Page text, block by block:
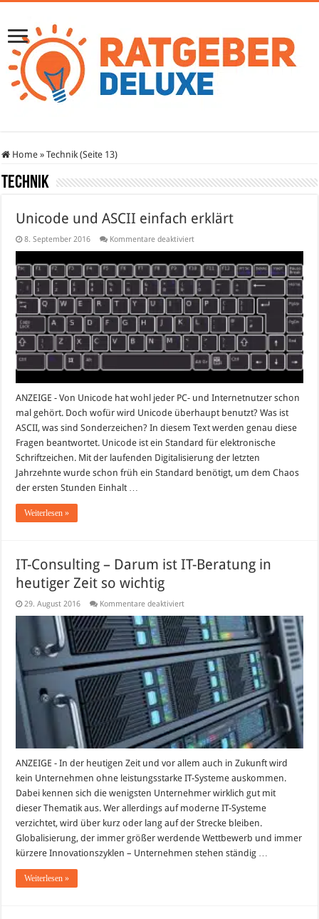
Home » Technik (Seite 13)
Technik
Unicode und ASCII einfach erklärt
8. September 2016 Kommentare deaktiviertfür
ASCII
einfach
erklärt
ANZEIGE - Von Unicode hat wohl jeder PC- und Internetnutzer schon
mal gehört. Doch wofür wird Unicode überhaupt benutzt? Was ist
ASCII, was sind Sonderzeichen? In diesem Text werden genau diese
Fragen beantwortet. Unicode ist ein Standard für elektronische
Schriftzeichen. Mit der laufenden Digitalisierung der letzten
Jahrzehnte wurde schon früh ein Standard benötigt, um dem Chaos
der ersten Stunden Einhalt …
Weiterlesen »
IT-Consulting – Darum ist IT-Beratung in
heutiger Zeit so wichtig
29. August 2016 Kommentare deaktiviertfür
Consulting
–
Darum
ist
IT-
Beratung
in
heutiger
Zeit
so
wichtig
ANZEIGE - In der heutigen Zeit und vor allem auch in Zukunft wird
kein Unternehmen ohne leistungsstarke IT-Systeme auskommen.
Dabei kennen sich die wenigsten Unternehmer wirklich gut mit
dieser Thematik aus. Wer allerdings auf moderne IT-Systeme
verzichtet, wird über kurz oder lang auf der Strecke bleiben.
Globalisierung, der immer größer werdende Wettbewerb und immer
kürzere Innovationszyklen – Unternehmen stehen ständig …
Weiterlesen »